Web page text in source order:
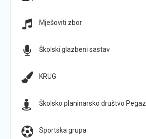
Mješoviti zbor
Školski glazbeni sastav
KRUG
Školsko planinarsko društvo Pegaz
Sportska grupa